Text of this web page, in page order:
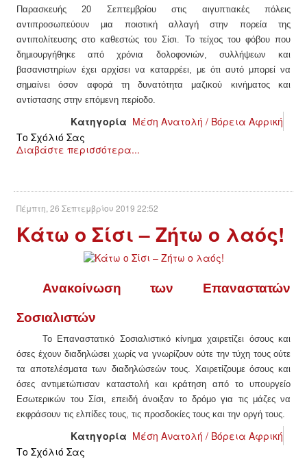
ΒΌΡΕΙΑ ΑΜΕΡΙΚΉ
ΛΑΤΙΝΙΚΉ ΑΜΕΡΙΚΉ
ΑΣΊΑ / ΩΚΕΑΝΊΑ
ΑΦΡΙΚΉ
ΕΡΓΑΤΙΚΌ ΚΊΝΗΜΑ
ΑΝΑΚΟΙΝΏΣΕΙΣ
ΑΝΑΛΎΣΕΙΣ
ΚΙΝΗΤΟΠΟΙΉΣΕΙΣ
ΕΙΔΉΣΕΙΣ
Παρασκευής 20 Σεπτεμβρίου στις αιγυπτιακές πόλεις
αντιπροσωπεύουν μια ποιοτική αλλαγή στην πορεία της
αντιπολίτευσης στο καθεστώς του Σίσι. Το τείχος του φόβου που
δημιουργήθηκε από χρόνια δολοφονιών, συλλήψεων και
βασανιστηρίων έχει αρχίσει να καταρρέει, με ότι αυτό μπορεί να
σημαίνει όσον αφορά τη δυνατότητα μαζικού κινήματος και
αντίστασης στην επόμενη περίοδο.
Κατηγορία Μέση Ανατολή / Βόρεια Αφρική
Το Σχόλιό Σας
Διαβάστε περισσότερα...
Πέμπτη, 26 Σεπτεμβρίου 2019 22:52
Κάτω ο Σίσι – Ζήτω ο λαός!
Ανακοίνωση των Επαναστατών
Σοσιαλιστών
Το Επαναστατικό Σοσιαλιστικό κίνημα χαιρετίζει όσουςκαι
όσες έχουν διαδηλώσει χωρίς να γνωρίζουν ούτε την τύχη τους ούτε
τα αποτελέσματα των διαδηλώσεών τους. Χαιρετίζουμε όσουςκαι
όσες αντιμετώπισαν καταστολή και κράτηση από το υπουργείο
Εσωτερικών τουΣίσι επειδήάνοιξαν το δρόμο για τις μάζες να
εκφράσουν τις ελπίδες τους, τις προσδοκίες τους και την οργή τους.
Κατηγορία Μέση Ανατολή / Βόρεια Αφρική
Το Σχόλιό Σας